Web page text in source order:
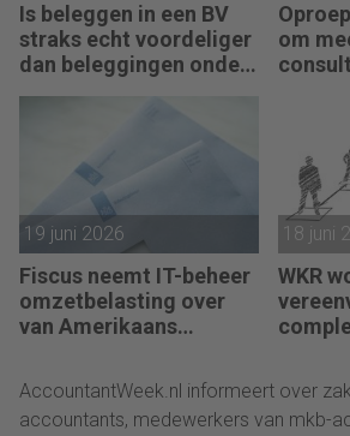
Is beleggen in een BV
straks echt voordeliger
dan beleggingen onder
om
19 juni 2026
Fiscus neemt IT-beheer
omzetbelasting over
van Amerikaans
18 juni
WKR
AccountantWeek.nl informeert over
accountants, medewerkers van mkb-